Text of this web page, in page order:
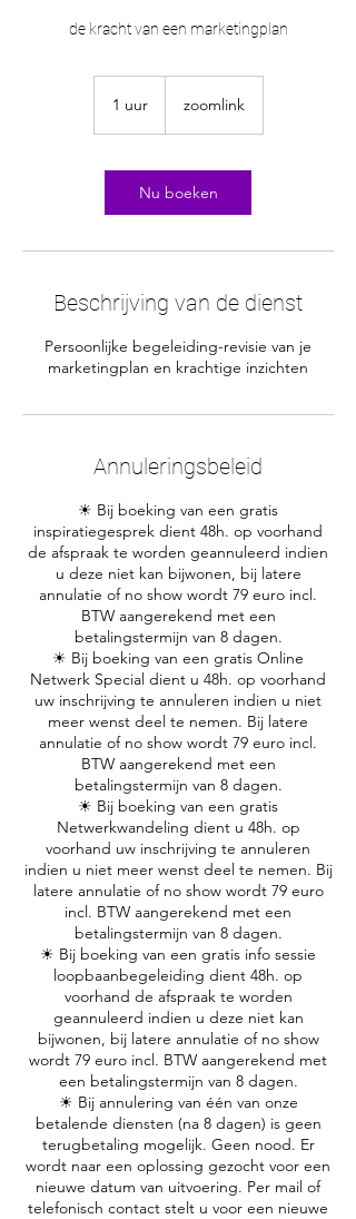
de kracht van een marketingplan
1 uur1
zoomlink
Nu boeken
Beschrijving van de dienst
Persoonlijke begeleiding-revisie van je
marketingplan en krachtige inzichten
Annuleringsbeleid
☀ Bij boeking van een gratis
inspiratiegesprek dient 48h. op voorhand
de afspraak te worden geannuleerd indien
u deze niet kan bijwonen, bij latere
annulatie of no show wordt 79 euro incl.
BTW aangerekend met een
betalingstermijn van 8 dagen.
☀ Bij boeking van een gratis Online
Netwerk Special dient u 48h. op voorhand
uw inschrijving te annuleren indien u niet
meer wenst deel te nemen. Bij latere
annulatie of no show wordt 79 euro incl.
BTW aangerekend met een
betalingstermijn van 8 dagen.
☀ Bij boeking van een gratis
Netwerkwandeling dient u 48h. op
voorhand uw inschrijving te annuleren
indien u niet meer wenst deel te nemen. Bij
latere annulatie of no show wordt 79 euro
incl. BTW aangerekend met een
betalingstermijn van 8 dagen.
☀ Bij boeking van een gratis info sessie
loopbaanbegeleiding dient 48h. op
voorhand de afspraak te worden
geannuleerd indien u deze niet kan
bijwonen, bij latere annulatie of no show
wordt 79 euro incl. BTW aangerekend met
een betalingstermijn van 8 dagen.
☀ Bij annulering van één van onze
betalende diensten (na 8 dagen) is geen
terugbetaling mogelijk. Geen nood. Er
wordt naar een oplossing gezocht voor een
nieuwe datum van uitvoering. Per mail of
telefonisch contact stelt u voor een nieuwe